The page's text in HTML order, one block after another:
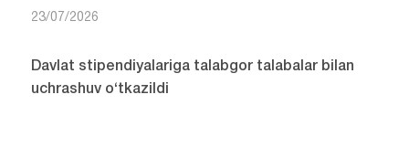
23/07/2026
Davlat stipendiyalariga talabgor talabalar bilan
uchrashuv o‘tkazildi